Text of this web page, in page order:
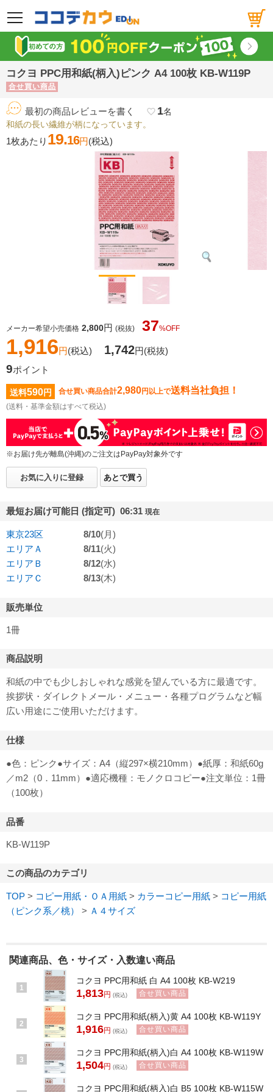
メニュー
コクヨ PPC用和紙(柄入)ピンク A4 100枚 KB-W119P
合せ買い商品
最初の商品レビューを書く favorite_border 1名
和紙の長い繊維が柄になっています。
1枚あたり 19.16円(税込)
メーカー希望小売価格 2,800円 (税抜) 37%OFF
1,916円(税込) 1,742円(税抜)
9ポイント
送料590円 合せ買い商品合計2,980円以上で送料当社負担！
(送料・基準金額はすべて税込)
※お届け先が離島(沖縄)のご注文はPayPay対象外です
お気に入りに登録 あとで買う
最短お届け可能日 (指定可) 06:31 現在
東京23区 8/10(月)
エリアＡ
8/11(火)
エリアＢ
8/12(水)
エリアＣ
8/13(木)
販売単位
1冊
商品説明
和紙の中でも少しおしゃれな感覚を望んでいる方に最適です。
挨拶状・ダイレクトメール・メニュー・各種プログラムなど幅
広い用途にご使用いただけます。
仕様
●色：ピンク●サイズ：A4（縦297×横210mm）●紙厚：和紙60g
／m2（0．11mm）●適応機種：モノクロコピー●注文単位：1冊
（100枚）
品番
KB-W119P
この商品のカテゴリ
TOP > コピー用紙・ＯＡ用紙 > カラーコピー用紙 > コピー用紙
（ピンク系／桃）
> Ａ４サイズ
関連商品、色・サイズ・入数違い商品
1
コクヨ PPC用和紙 白 A4 100枚 KB-W219
1,813円 (税込) 合せ買い商品
2
コクヨ PPC用和紙(柄入)黄 A4 100枚 KB-W119Y
1,916円 (税込) 合せ買い商品
3
コクヨ PPC用和紙(柄入)白 A4 100枚 KB-W119W
1,504円 (税込) 合せ買い商品
コクヨ PPC用和紙(柄入)白 B5 100枚 KB-W115W